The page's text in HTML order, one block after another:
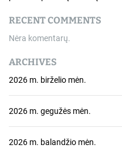
RECENT COMMENTS
Nėra komentarų.
ARCHIVES
2026 m. birželio mėn.
2026 m. gegužės mėn.
2026 m. balandžio mėn.